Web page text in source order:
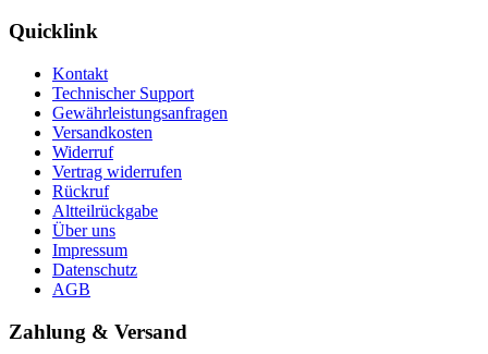
Quicklink
Kontakt
Technischer Support
Gewährleistungsanfragen
Versandkosten
Widerruf
Vertrag widerrufen
Rückruf
Altteilrückgabe
Über uns
Impressum
Datenschutz
AGB
Zahlung & Versand